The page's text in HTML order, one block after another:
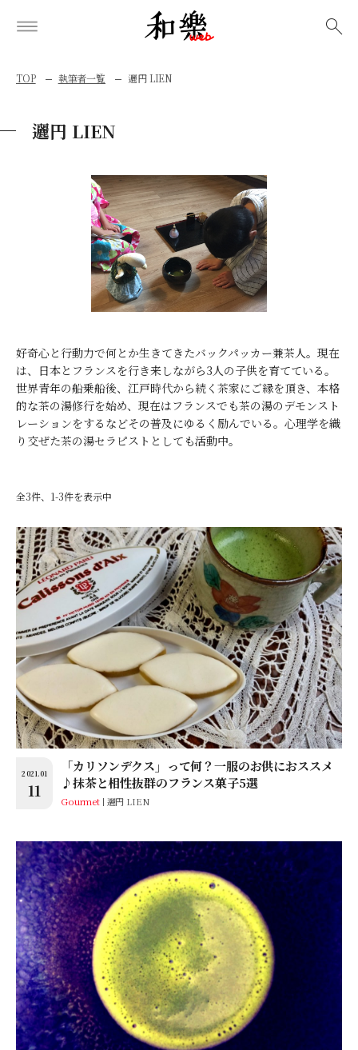
TOP 執筆者一覧 邐円 LIEN
邐円 LIEN
好奇心と行動力で何とか生きてきたバックパッカー兼茶人。現在
は、日本とフランスを行き来しながら3人の子供を育てている。
世界青年の船乗船後、江戸時代から続く茶家にご縁を頂き、本格
的な茶の湯修行を始め、現在はフランスでも茶の湯のデモンスト
レーションをするなどその普及にゆるく励んでいる。心理学を織
り交ぜた茶の湯セラピストとしても活動中。
全3件、1-3件を表示中
2021.01
11
「カリソンデクス」って何？一服のお供におススメ
♪抹茶と相性抜群のフランス菓子5選
Gourmet 邐円 LIEN